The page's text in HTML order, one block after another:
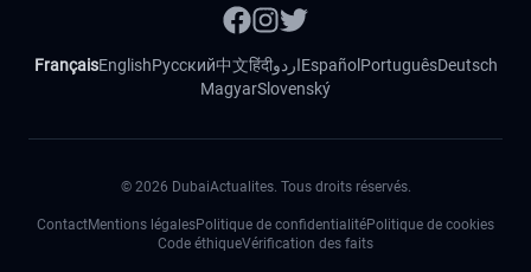
FrançaisEnglishРусский中文हिंदीاردوEspañol PortuguêsDeutsch
MagyarSlovenský
© 2026 DubaiActualites. Tous droits réservés.
ContactMentions légalesPolitique de confidentialitéPolitique de cookies
Code éthiqueVérification des faits